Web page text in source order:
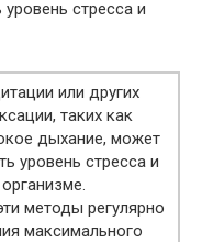
стресса и
или других
таких как
дыхание, может
уровень стресса и
методы регулярно
максимального